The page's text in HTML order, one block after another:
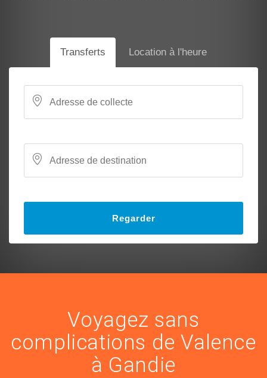
Transferts Location à l'heure
Regarder
Voyagez sans
complications de Valence
à Gandie